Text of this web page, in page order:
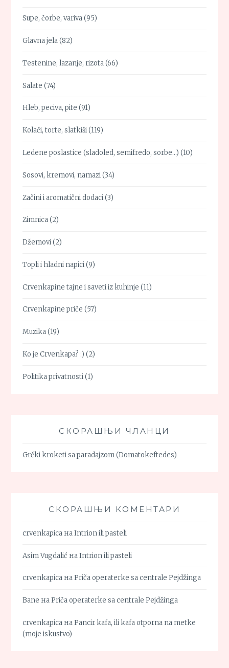
Supe, čorbe, variva(95)
Glavna jela(82)
Testenine, lazanje, rizota(66)
Salate (74)
Hleb, peciva, pite (91)
Kolači, torte, slatkiši(119)
Ledene poslastice (sladoled, semifredo, sorbe…) (10)
Sosovi, kremovi, namazi(34)
Začini i aromatični dodaci(3)
Zimnica(2)
Džemovi(2)
Topli i hladni napici(9)
Crvenkapine tajne i saveti iz kuhinje (11)
Crvenkapine priče (57)
Muzika(19)
Ko je Crvenkapa? :) (2)
Politika privatnosti(1)
СКОРАШЊИ ЧЛАНЦИ
Grčki kroketi sa paradajzom (Domatokeftedes)
СКОРАШЊИ КОМЕНТАРИ
crvenkapica наIntrion ili pasteli
Asim Vugdalić наIntrion ili pasteli
crvenkapica наPriča operaterke sa centrale Pejdžinga
Bane наPriča operaterke sa centrale Pejdžinga
crvenkapica наPancir kafa, ili kafa otporna na metke
(moje iskustvo)